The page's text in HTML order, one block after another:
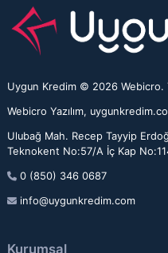
Uygun Kredim © 2026 Webicro.
Webicro Yazılım,
Ulubağ Mah. Recep Tayyip
Teknokent No:57/A İç Kap
0 (850) 346 0687
info@uygunkredim.com
Kurumsal